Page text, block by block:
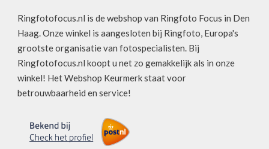
Ringfotofocus.nl is de webshop van Ringfoto Focus in Den
Haag. Onze winkel is aangesloten bij Ringfoto, Europa's
grootste organisatie van fotospecialisten. Bij
Ringfotofocus.nl koopt u net zo gemakkelijk als in onze
winkel! Het Webshop Keurmerk staat voor
betrouwbaarheid en service!